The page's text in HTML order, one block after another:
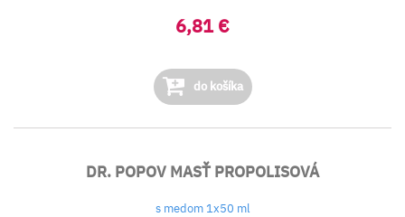
6,81 €
do košíka
DR. POPOV MASŤ PROPOLISOVÁ
s medom 1x50 ml